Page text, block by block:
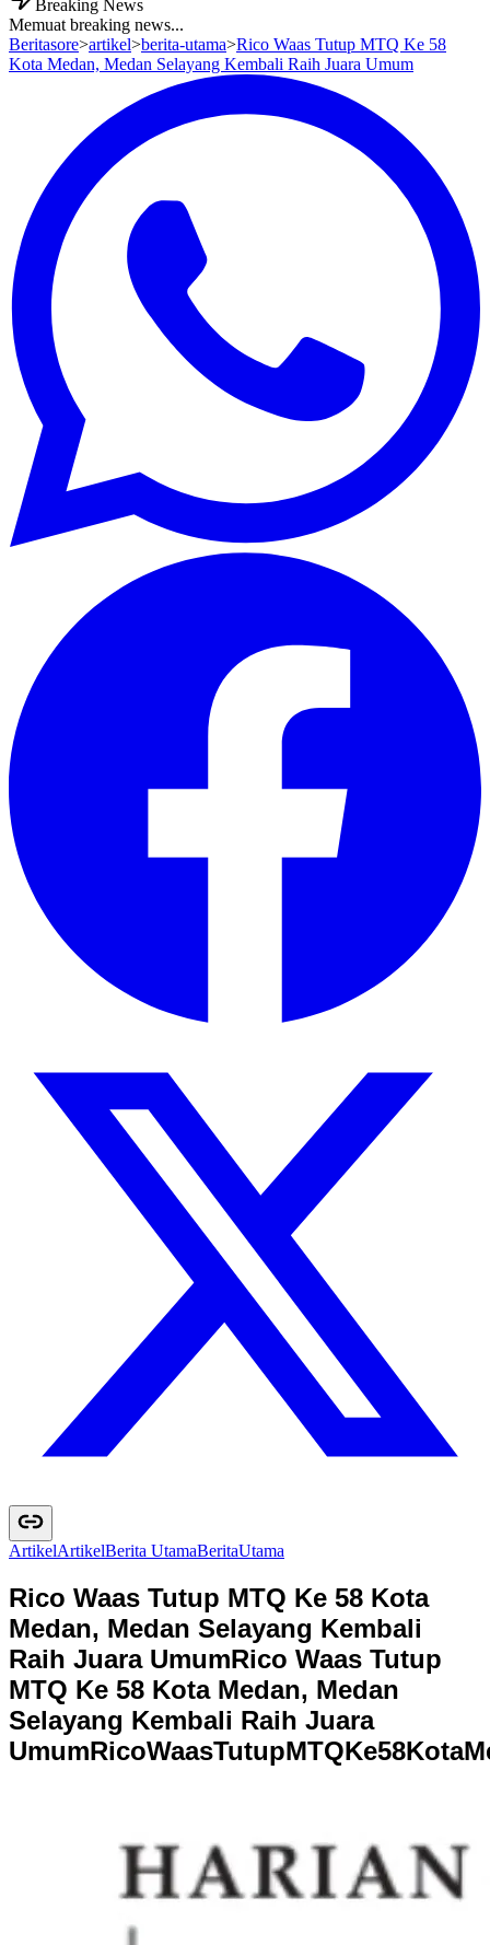
Breaking News
Memuat breaking news...
Beritasore>artikel>berita-utama>Rico Waas Tutup MTQ Ke 58
Kota Medan, Medan Selayang Kembali Raih Juara Umum
ArtikelArtikelBerita UtamaBeritaUtama
Rico Waas Tutup MTQ Ke 58 Kota
Medan, Medan Selayang Kembali
Raih Juara UmumRico Waas Tutup
MTQ Ke 58 Kota Medan, Medan
Selayang Kembali Raih Juara
UmumRicoWaasTutupMTQKe58KotaM